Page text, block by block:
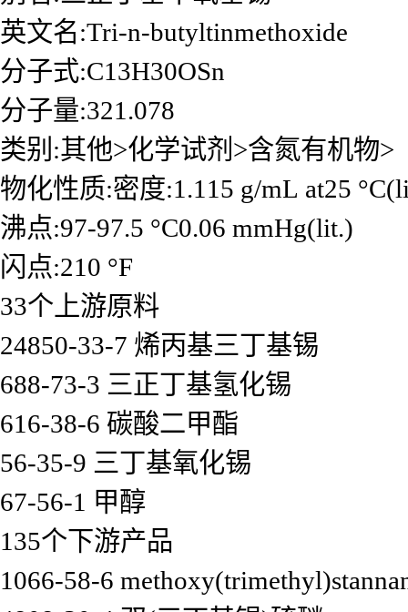
英文名:Tri-n-butyltinmethoxide
分子式:C13H30OSn
分子量:321.078
类别:其他>化学试剂>含氮有机物>
物化性质:密度:1.115 g/mL at25
沸点:97-97.5 °C0.06 mmHg(lit.)
闪点:210 °F
33个上游原料
24850-33-7 烯丙基三丁基锡
688-73-3 三正丁基氢化锡
616-38-6 碳酸二甲酯
56-35-9 三丁基氧化锡
67-56-1 甲醇
135个下游产品
1066-58-6